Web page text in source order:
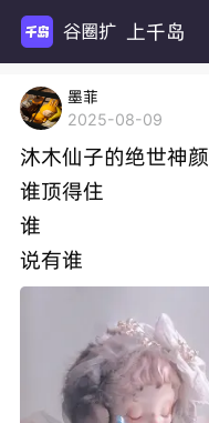
谷圈扩列 上千岛
墨菲
2025-08-09
沐木仙子的绝世神颜
谁顶得住
谁
说有谁